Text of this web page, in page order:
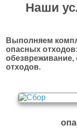
Наши
Выполняем
опасных
отходов.